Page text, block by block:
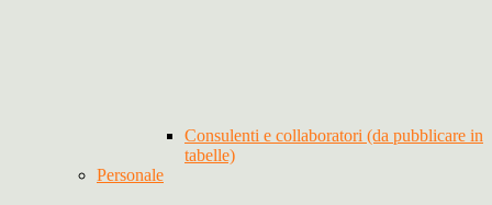
Consulenti e collaboratori (da pubblicare in
tabelle)
Personale